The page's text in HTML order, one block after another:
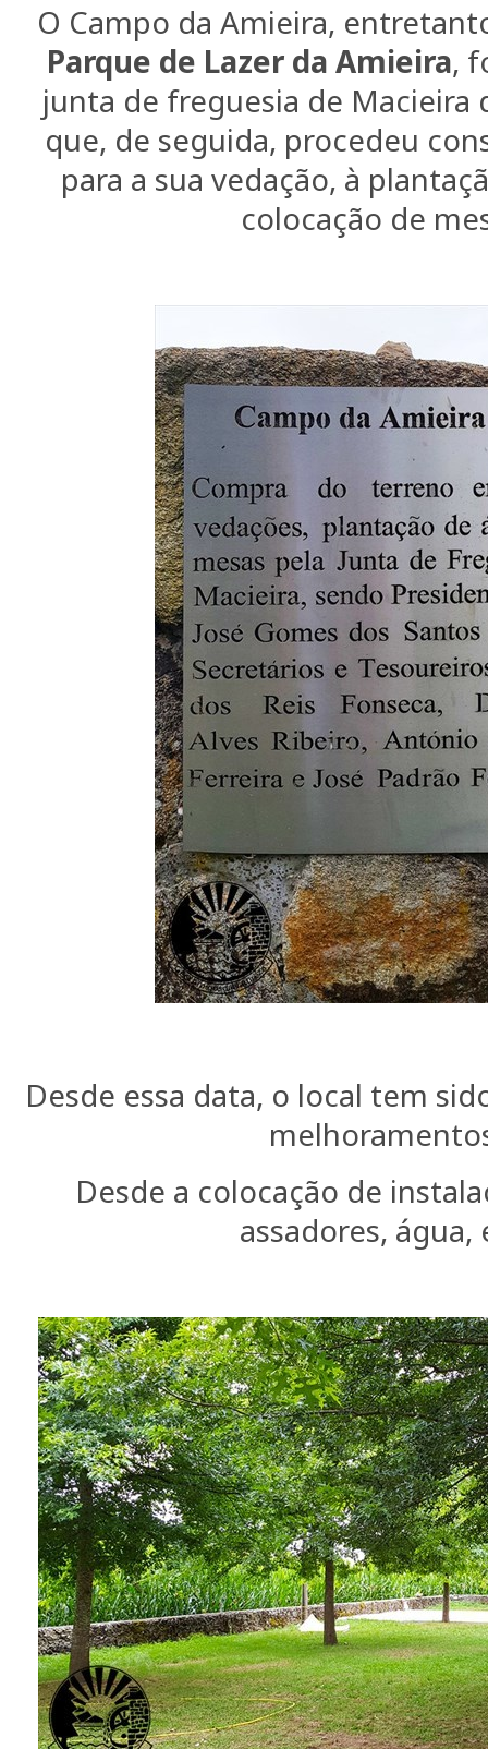
O Campo da Amieira,
Parque de Lazer da Amieira,
junta de freguesia de Macieira
que, de seguida, procedeu
para a sua vedação, à
colocação de
Desde essa data, o local tem
Desde a colocação de
assadores, água,